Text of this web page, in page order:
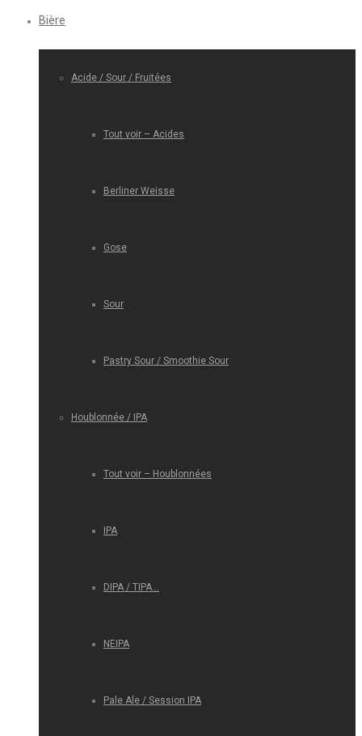
Bière
Acide / Sour / Fruitées
Tout voir – Acides
Berliner Weisse
Gose
Sour
Pastry Sour / Smoothie Sour
Houblonnée / IPA
Tout voir – Houblonnées
IPA
DIPA / TIPA…
NEIPA
Pale Ale / Session IPA